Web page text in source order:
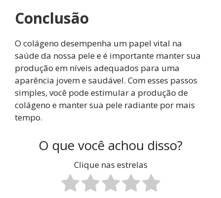
Conclusão
O colágeno desempenha um papel vital na
saúde da nossa pele e é importante manter sua
produção em níveis adequados para uma
aparência jovem e saudável. Com esses passos
simples, você pode estimular a produção de
colágeno e manter sua pele radiante por mais
tempo.
O que você achou disso?
Clique nas estrelas